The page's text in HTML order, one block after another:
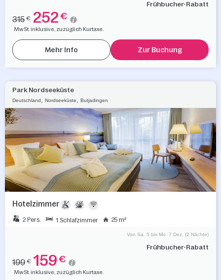
Frühbucher-Rabatt
315 € 252 €
MwSt. inklusive, zuzüglich Kurtaxe.
Mehr Info Zur Buchung
Park Nordseeküste
Deutschland, Nordseeküste, Butjadingen
Hotelzimmer
2 Pers. 1 Schlafzimmer 25 m²
Frühbucher-Rabatt
Von Sa. 5 bis Mo. 7 Dez. (2 Nächte)
199 € 159 €
MwSt. inklusive, zuzüglich Kurtaxe.